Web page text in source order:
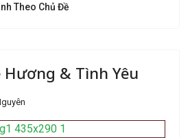
Theo Chủ Đề
Hương & Tình Yêu